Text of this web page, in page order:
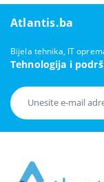
Atlantis.ba
Bijela tehnika, IT
Tehnologija i